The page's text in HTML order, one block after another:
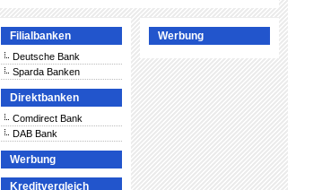
Filialbanken
Deutsche Bank
Sparda Banken
Direktbanken
Comdirect Bank
DAB Bank
Werbung
Kreditvergleich
Werbung